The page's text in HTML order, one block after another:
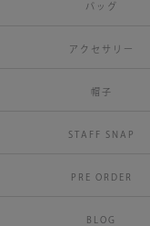
バッグ
アクセサリー
帽子
STAFF SNAP
PRE ORDER
BLOG